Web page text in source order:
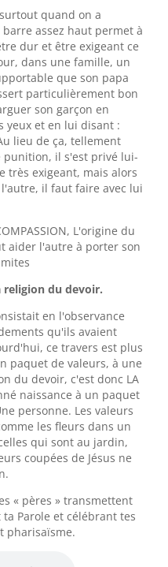
quand on a
assez haut permet à
dur et être exigeant ce
dans une famille, un
que son papa
particulièrement bon
son garçon en
yeux et en lui disant :
lieu de ça, tellement
il s'est privé lui-
très exigeant, mais alors
il faut faire avec lui
L'origine du
aider l'autre à porter son
du devoir.
en l'observance
qu'ils avaient
ce travers est plus
paquet de valeurs, à une
du devoir, c'est donc LA
naissance à un paquet
personne. Les valeurs
les fleurs dans un
qui sont au jardin,
coupées de Jésus ne
« pères » transmettent
Parole et célébrant tes
pharisaïsme.